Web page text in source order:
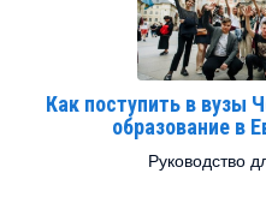
Как поступить в вузы
образование в
Руководство